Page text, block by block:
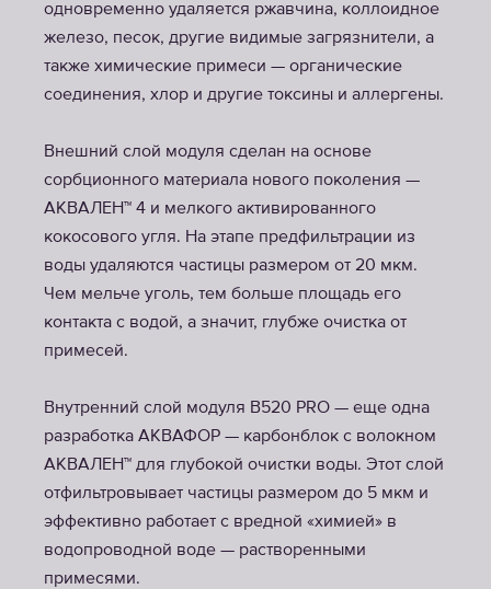
одновременно удаляется ржавчина, коллоидное
железо, песок, другие видимые загрязнители, а
также химические примеси — органические
соединения, хлор и другие токсины и аллергены.
Внешний слой модуля сделан на основе
сорбционного материала нового поколения —
АКВАЛЕН™ 4 и мелкого активированного
кокосового угля. На этапе предфильтрации из
воды удаляются частицы размером от 20 мкм.
Чем мельче уголь, тем больше площадь его
контакта с водой, а значит, глубже очистка от
примесей.
Внутренний слой модуля В520 PRO — еще одна
разработка АКВАФОР — карбонблок с волокном
АКВАЛЕН™ для глубокой очистки воды. Этот слой
отфильтровывает частицы размером до 5 мкм и
эффективно работает с вредной «химией» в
водопроводной воде — растворенными
примесями.